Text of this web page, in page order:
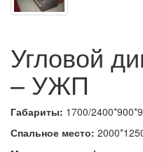
Угловой
– УЖП
Габариты: 1700/
Спальное место: